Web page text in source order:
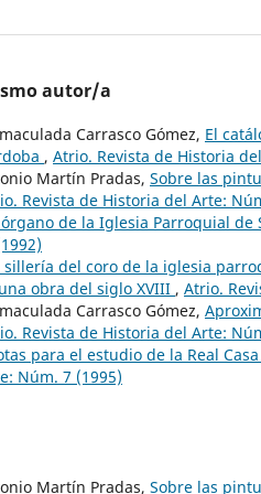
autor/a
Carrasco Gómez, El
, Atrio. Revista de Historia
Martín Pradas, Sobre las
Revista de Historia del Arte:
órgano de la Iglesia Parroquial de
sillería del coro de la iglesia
obra del siglo XVIII , Atrio.
Carrasco Gómez,
Revista de Historia del Arte:
para el estudio de la Real
Núm. 7 (1995)
Martín Pradas, Sobre las